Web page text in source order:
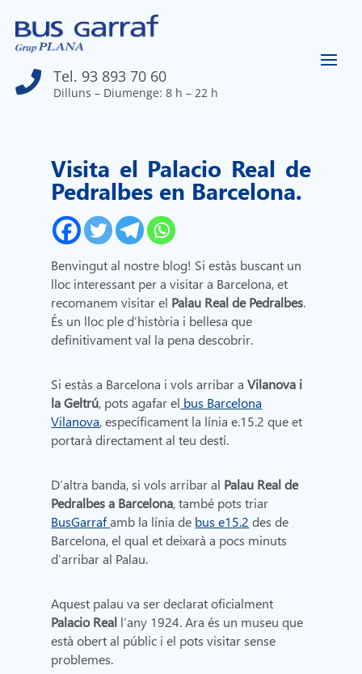
 Tel. 93 893 70 60
Dilluns – Diumenge: 8 h – 22 h
Visita el Palacio Real de
Pedralbes en Barcelona.
Benvingut al nostre blog! Si estàs buscant un
lloc interessant per a visitar a Barcelona, et
recomanem visitar el Palau Real de Pedralbes.
És un lloc ple d’història i bellesa que
definitivament val la pena descobrir.
Si estàs a Barcelona i vols arribar aVilanova i
la Geltrú, pots agafar el bus Barcelona
Vilanova, específicament la línia e.15.2 que et
portarà directament al teu destí.
D’altra banda, si vols arribar al Palau Real de
Pedralbes a Barcelona, també pots triar
BusGarrafamb la línia de bus e15.2 des de
Barcelona, el qual et deixarà a pocs minuts
d’arribar al Palau.
Aquest palau va ser declarat oficialment
Palacio Real l’any 1924. Ara és un museu que
està obert al públic i el pots visitar sense
problemes.